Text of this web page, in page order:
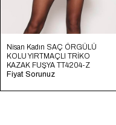
Nisan Kadın SAÇ ÖRGÜLÜ
KOLU YIRTMAÇLI TRİKO
KAZAK FUŞYA TT4204-Z
Fiyat Sorunuz